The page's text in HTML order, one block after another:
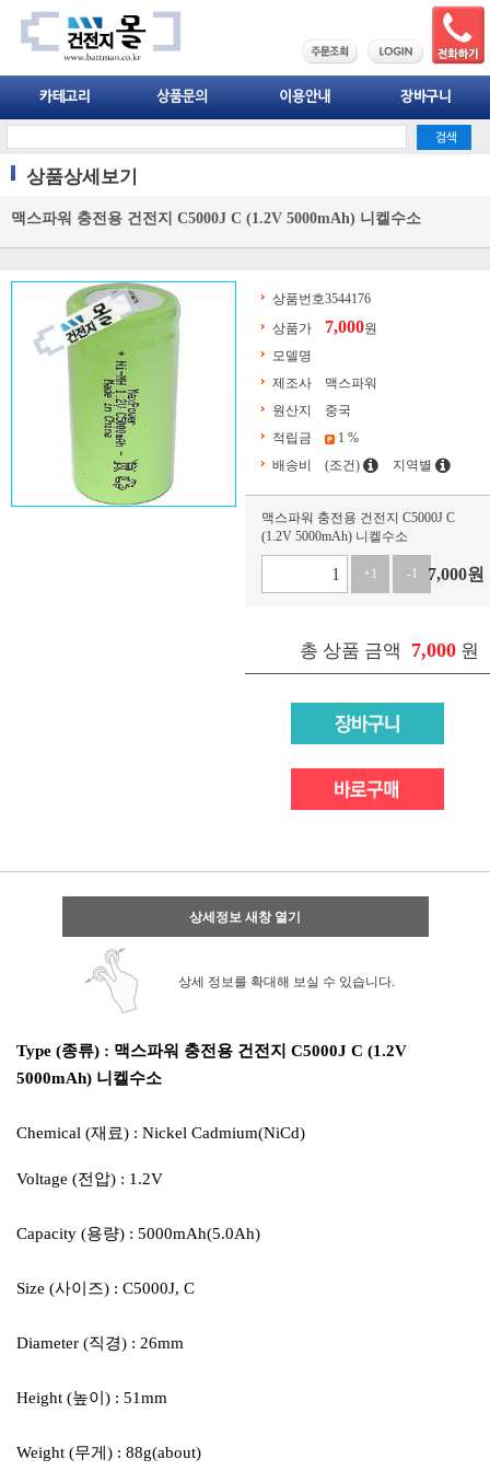
상품상세보기
맥스파워 충전용 건전지 C5000J C (1.2V 5000mAh) 니켈수소
상품번호3544176
상품가
7,000원
모델명
제조사
맥스파워
원산지
중국
적립금
1 %
배송비
(조건) 지역별
맥스파워 충전용 건전지 C5000J C
(1.2V 5000mAh) 니켈수소
+1 -1 7,000원
총 상품 금액 7,000 원
상세정보 새창 열기
상세 정보를 확대해 보실 수 있습니다.
Type (종류) : 맥스파워 충전용 건전지 C5000J C (1.2V
5000mAh) 니켈수소
Chemical (재료) : Nickel Cadmium(NiCd)
Voltage (전압) : 1.2V
Capacity (용량) : 5000mAh(5.0Ah)
Size (사이즈) : C5000J, C
Diameter (직경) : 26mm
Height (높이) : 51mm
Weight (무게) : 88g(about)